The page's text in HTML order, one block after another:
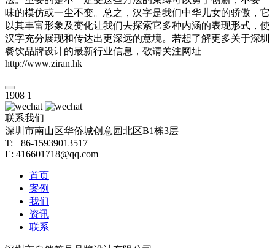
味的模仿或一尘不变。总之，汉字是我们中华儿女的骄傲，它
以其丰富形象及变化让我们去探索它多种内涵的表现形式，使
汉字充分展现和传达出更深远的意境。若想了解更多关于深圳
餐饮品牌设计的最新行业信息，敬请关注网址
http://www.ziran.hk
1908 1
联系我们
深圳市南山区华侨城创意园北区B1栋3层
T: +86-15939013517
E: 416601718@qq.com
首页
案例
我们
资讯
联系